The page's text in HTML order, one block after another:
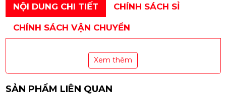
NỘI DUNG CHI TIẾT CHÍNH SÁCH SỈ
CHÍNH SÁCH VẬN CHUYỂN
Xem thêm
SẢN PHẨM LIÊN QUAN